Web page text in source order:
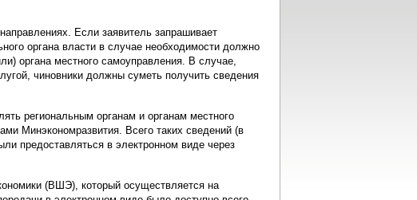
Если заявитель запрашивает
органа власти в случае необходимости должно
органа местного самоуправления. В случае,
чиновники должны суметь получить сведения
региональным органам и органам местного
Минэкономразвития. Всего таких сведений (в
предоставляться в электронном виде через
(ВШЭ), который осуществляется на